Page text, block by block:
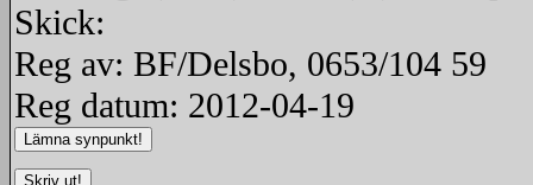
Skick:
Reg av: BF/Delsbo, 0653/104 59
Reg datum: 2012-04-19